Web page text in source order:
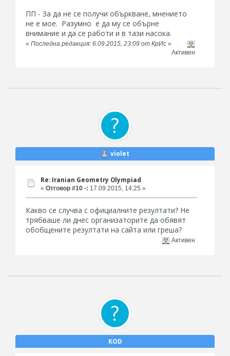
ПП - За да не се получи объркване, мнението
не е мое. Разумно е да му се обърне
внимание и да се работи и в тази насока.
« Последна редакция: 6.09.2015, 23:09 от КрИс »
Активен
violet
Re: Iranian Geometry Olympiad
« Отговор #10 -: 17.09.2015, 14:25 »
Какво се случва с официалните резултати? Не
трябваше ли днес организаторите да обявят
обобщените резултати на сайта или греша?
Активен
KOD